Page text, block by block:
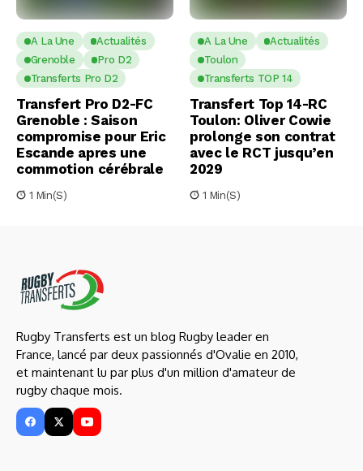
A La Une
Actualités
Grenoble
Pro D2
Transferts Pro D2
Transfert Pro D2-FC
Grenoble : Saison
compromise pour Eric
Escande apres une
commotion cérébrale
1 Min(s)
A La Une
Actualités
Toulon
Transferts TOP 14
Transfert Top 14-RC
Toulon: Oliver Cowie
prolonge son contrat
avec le RCT jusqu’en
2029
1 Min(s)
Rugby Transferts est un blog Rugby leader en
France, lancé par deux passionnés d'Ovalie en 2010,
et maintenant lu par plus d'un million d'amateur de
rugby chaque mois.